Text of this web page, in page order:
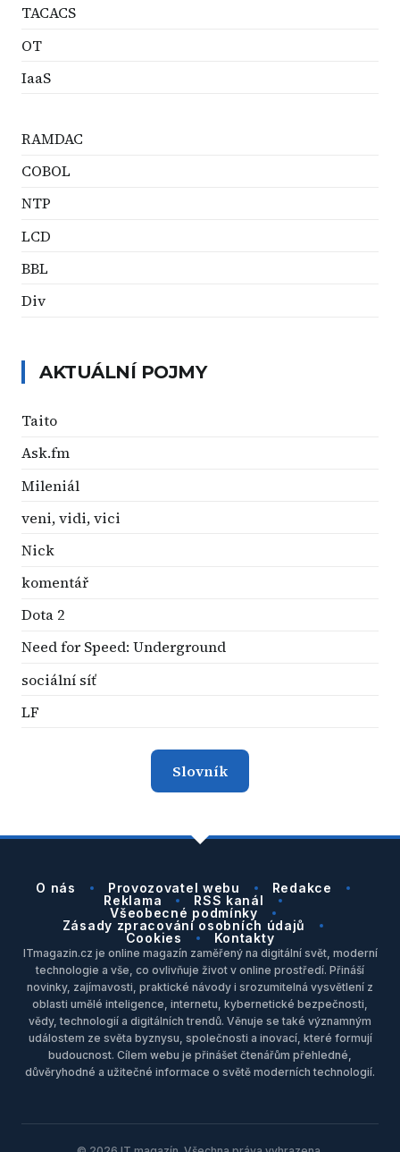
TACACS
OT
IaaS
RAMDAC
COBOL
NTP
LCD
BBL
Div
AKTUÁLNÍ POJMY
Taito
Ask.fm
Mileniál
veni, vidi, vici
Nick
komentář
Dota 2
Need for Speed: Underground
sociální síť
LF
Slovník
O nás Provozovatel webu
Redakce
Reklama
RSS kanál
Všeobecné podmínky
Zásady zpracování osobních údajů
Cookies
Kontakty
ITmagazin.cz je online magazín zaměřený na digitální svět, moderní
technologie a vše, co ovlivňuje život v online prostředí. Přináší
novinky, zajímavosti, praktické návody i srozumitelná vysvětlení z
oblasti umělé inteligence, internetu, kybernetické bezpečnosti,
vědy, technologií a digitálních trendů. Věnuje se také významným
událostem ze světa byznysu, společnosti a inovací, které formují
budoucnost. Cílem webu je přinášet čtenářům přehledné,
důvěryhodné a užitečné informace o světě moderních technologií.